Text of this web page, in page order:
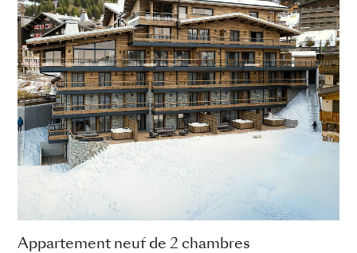
Appartement neuf de 2 chambres